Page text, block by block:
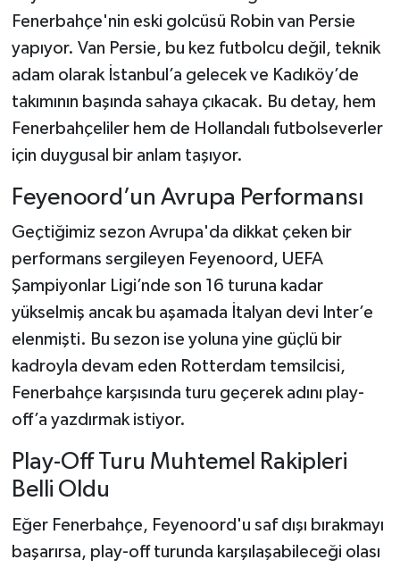
Fenerbahçe'nin eski golcüsü Robin van Persie
yapıyor. Van Persie, bu kez futbolcu değil, teknik
adam olarak İstanbul’a gelecek ve Kadıköy’de
takımının başında sahaya çıkacak. Bu detay, hem
Fenerbahçeliler hem de Hollandalı futbolseverler
için duygusal bir anlam taşıyor.
Feyenoord’un Avrupa Performansı
Geçtiğimiz sezon Avrupa'da dikkat çeken bir
performans sergileyen Feyenoord, UEFA
Şampiyonlar Ligi’nde son 16 turuna kadar
yükselmiş ancak bu aşamada İtalyan devi Inter’e
elenmişti. Bu sezon ise yoluna yine güçlü bir
kadroyla devam eden Rotterdam temsilcisi,
Fenerbahçe karşısında turu geçerek adını play-
off’a yazdırmak istiyor.
Play-Off Turu Muhtemel Rakipleri
Belli Oldu
Eğer Fenerbahçe, Feyenoord'u saf dışı bırakmayı
başarırsa, play-off turunda karşılaşabileceği olası